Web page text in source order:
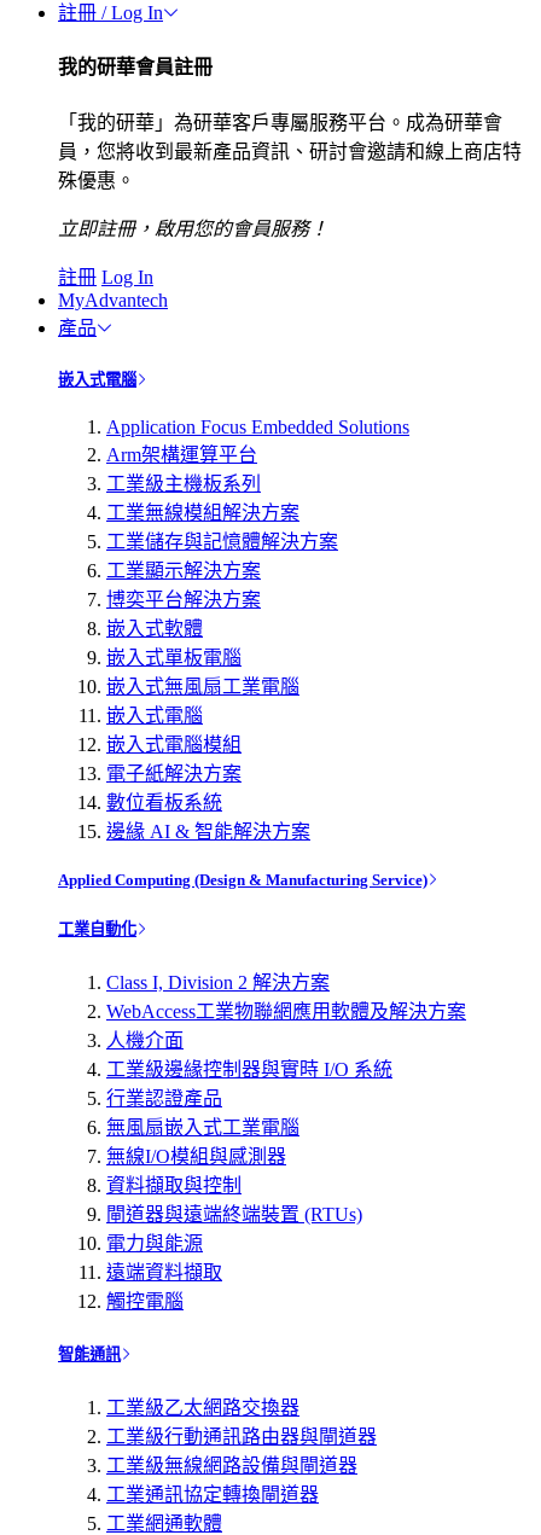
註冊 / Log In
我的研華會員註冊
「我的研華」為研華客戶專屬服務平台。成為研華會
員，您將收到最新產品資訊、研討會邀請和線上商店特
殊優惠。
立即註冊，啟用您的會員服務！
註冊 Log In
MyAdvantech
產品
嵌入式電腦
Application Focus Embedded Solutions
Arm架構運算平台
工業級主機板系列
工業無線模組解決方案
工業儲存與記憶體解決方案
工業顯示解決方案
博奕平台解決方案
嵌入式軟體
嵌入式單板電腦
嵌入式無風扇工業電腦
嵌入式電腦
嵌入式電腦模組
電子紙解決方案
數位看板系統
邊緣 AI & 智能解決方案
Applied Computing (Design & Manufacturing Service)
工業自動化
Class I, Division 2 解決方案
WebAccess工業物聯網應用軟體及解決方案
人機介面
工業級邊緣控制器與實時 I/O 系統
行業認證產品
無風扇嵌入式工業電腦
無線I/O模組與感測器
資料擷取與控制
閘道器與遠端終端裝置 (RTUs)
電力與能源
遠端資料擷取
觸控電腦
智能通訊
工業級乙太網路交換器
工業級行動通訊路由器與閘道器
工業級無線網路設備與閘道器
工業通訊協定轉換閘道器
工業網通軟體